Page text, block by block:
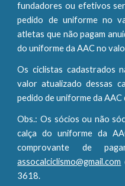
fundadores ou efetivos
pedido de uniforme no
atletas que não pagam
do uniforme da AAC no
Os ciclistas cadastrados
valor atualizado dessas
pedido de uniforme da AAC
Obs.: Os sócios ou não
calça do uniforme da
comprovante de
assocalciclismo@gmail.com
3618.